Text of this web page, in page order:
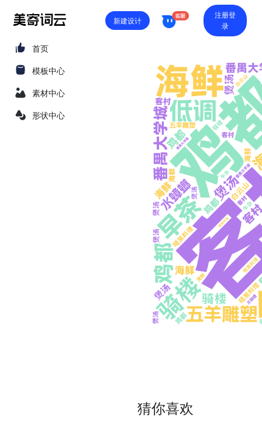
新建设计
注册登
录
首页
模板中心
素材中心
形状中心
猜你喜欢